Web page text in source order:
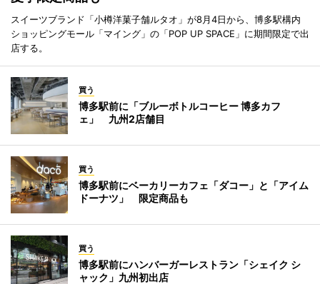
スイーツブランド「小樽洋菓子舗ルタオ」が8月4日から、博多駅構内
ショッピングモール「マイング」の「POP UP SPACE」に期間限定で出
店する。
買う
博多駅前に「ブルーボトルコーヒー 博多カフ
ェ」 九州2店舗目
買う
博多駅前にベーカリーカフェ「ダコー」と「アイム
ドーナツ」 限定商品も
買う
博多駅前にハンバーガーレストラン「シェイク シ
ャック」九州初出店